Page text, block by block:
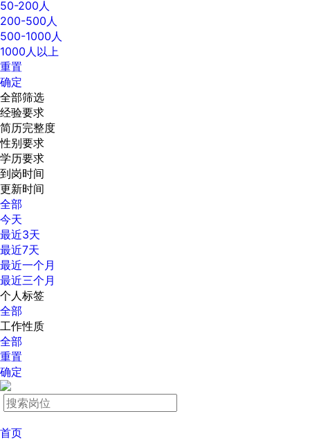
50-200人
200-500人
500-1000人
1000人以上
重置
确定
全部筛选
经验要求
简历完整度
性别要求
学历要求
到岗时间
更新时间
全部
今天
最近3天
最近7天
最近一个月
最近三个月
个人标签
全部
工作性质
全部
重置
确定
首页